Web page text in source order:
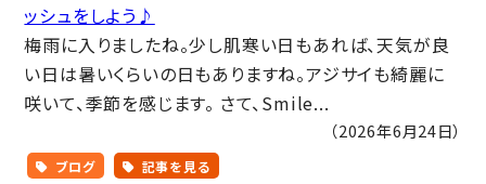
ッシュをしよう♪
梅雨に入りましたね。少し肌寒い日もあれば、天気が良
い日は暑いくらいの日もありますね。アジサイも綺麗に
咲いて、季節を感じます。 さて、Smile...
（2026年6月24日）
ブログ 記事を見る